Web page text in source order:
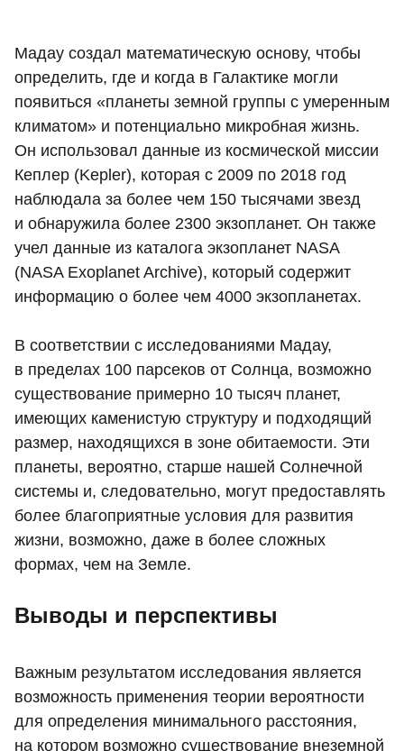
Мадау создал математическую основу, чтобы
определить, где и когда в Галактике могли
появиться «планеты земной группы с умеренным
климатом» и потенциально микробная жизнь.
Он использовал данные из космической миссии
Кеплер (Kepler), которая с 2009 по 2018 год
наблюдала за более чем 150 тысячами звезд
и обнаружила более 2300 экзопланет. Он также
учел данные из каталога экзопланет NASA
(NASA Exoplanet Archive), который содержит
информацию о более чем 4000 экзопланетах.
В соответствии с исследованиями Мадау,
в пределах 100 парсеков от Солнца, возможно
существование примерно 10 тысяч планет,
имеющих каменистую структуру и подходящий
размер, находящихся в зоне обитаемости. Эти
планеты, вероятно, старше нашей Солнечной
системы и, следовательно, могут предоставлять
более благоприятные условия для развития
жизни, возможно, даже в более сложных
формах, чем на Земле.
Выводы и перспективы
Важным результатом исследования является
возможность применения теории вероятности
для определения минимального расстояния,
на котором возможно существование внеземной